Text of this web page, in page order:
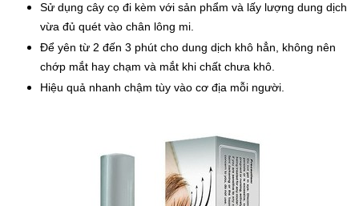
Sử dụng cây cọ đi kèm với sản phẩm và lấy lượng dung dịch
vừa đủ quét vào chân lông mi.
Để yên từ 2 đến 3 phút cho dung dịch khô hẳn, không nên
chớp mắt hay chạm và mắt khi chất chưa khô.
Hiệu quả nhanh chậm tùy vào cơ địa mỗi người.